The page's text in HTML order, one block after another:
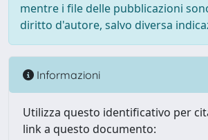
mentre i file delle pubblicazioni
diritto d'autore, salvo diversa
Informazioni
Utilizza questo identificativo per
link a questo documento: